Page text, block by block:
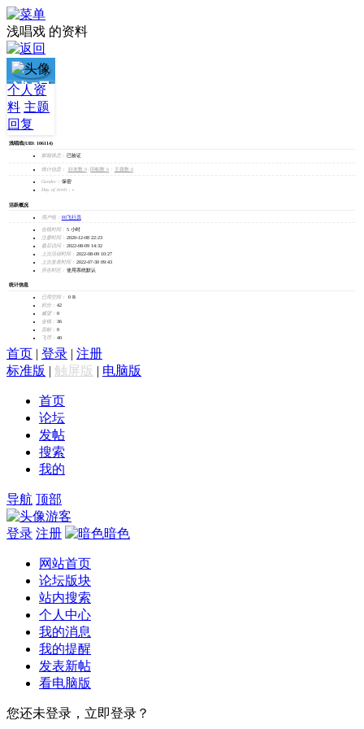
浅唱戏 的资料
浅唱
戏
个人资
料 主题
回复
浅唱戏(UID: 106114)
邮箱状态： 已验证
统计信息： 好友数 0 回帖数 6 主题数 0
Gender： 保密
Day of birth： -
活跃概况
用户组： F0飞行员
在线时间： 5 小时
注册时间： 2020-12-08 22:23
最后访问： 2022-08-09 14:32
上次活动时间： 2022-08-09 10:27
上次发表时间： 2022-07-30 09:43
所在时区： 使用系统默认
统计信息
已用空间：
0 B
积分： 42
威望： 0
金钱： 36
贡献： 0
飞币： 40
首页 | 登录 | 注册
标准版 | 触屏版 | 电脑版
首页
论坛
发帖
搜索
我的
导航 顶部
游客
登录 注册 暗色
网站首页
论坛版块
站内搜索
个人中心
我的消息
我的提醒
发表新帖
看电脑版
您还未登录，立即登录？